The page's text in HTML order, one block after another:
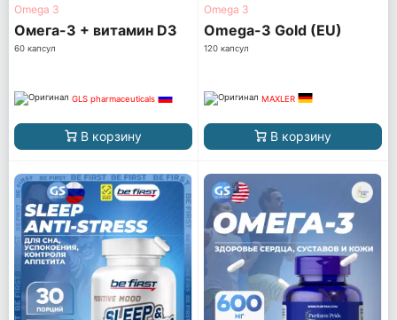
Omega 3
Омега-3 + витамин D3
60 капсул
GLS pharmaceuticals
В корзину
Omega 3
Omega-3 Gold (EU)
120 капсул
MAXLER
В корзину